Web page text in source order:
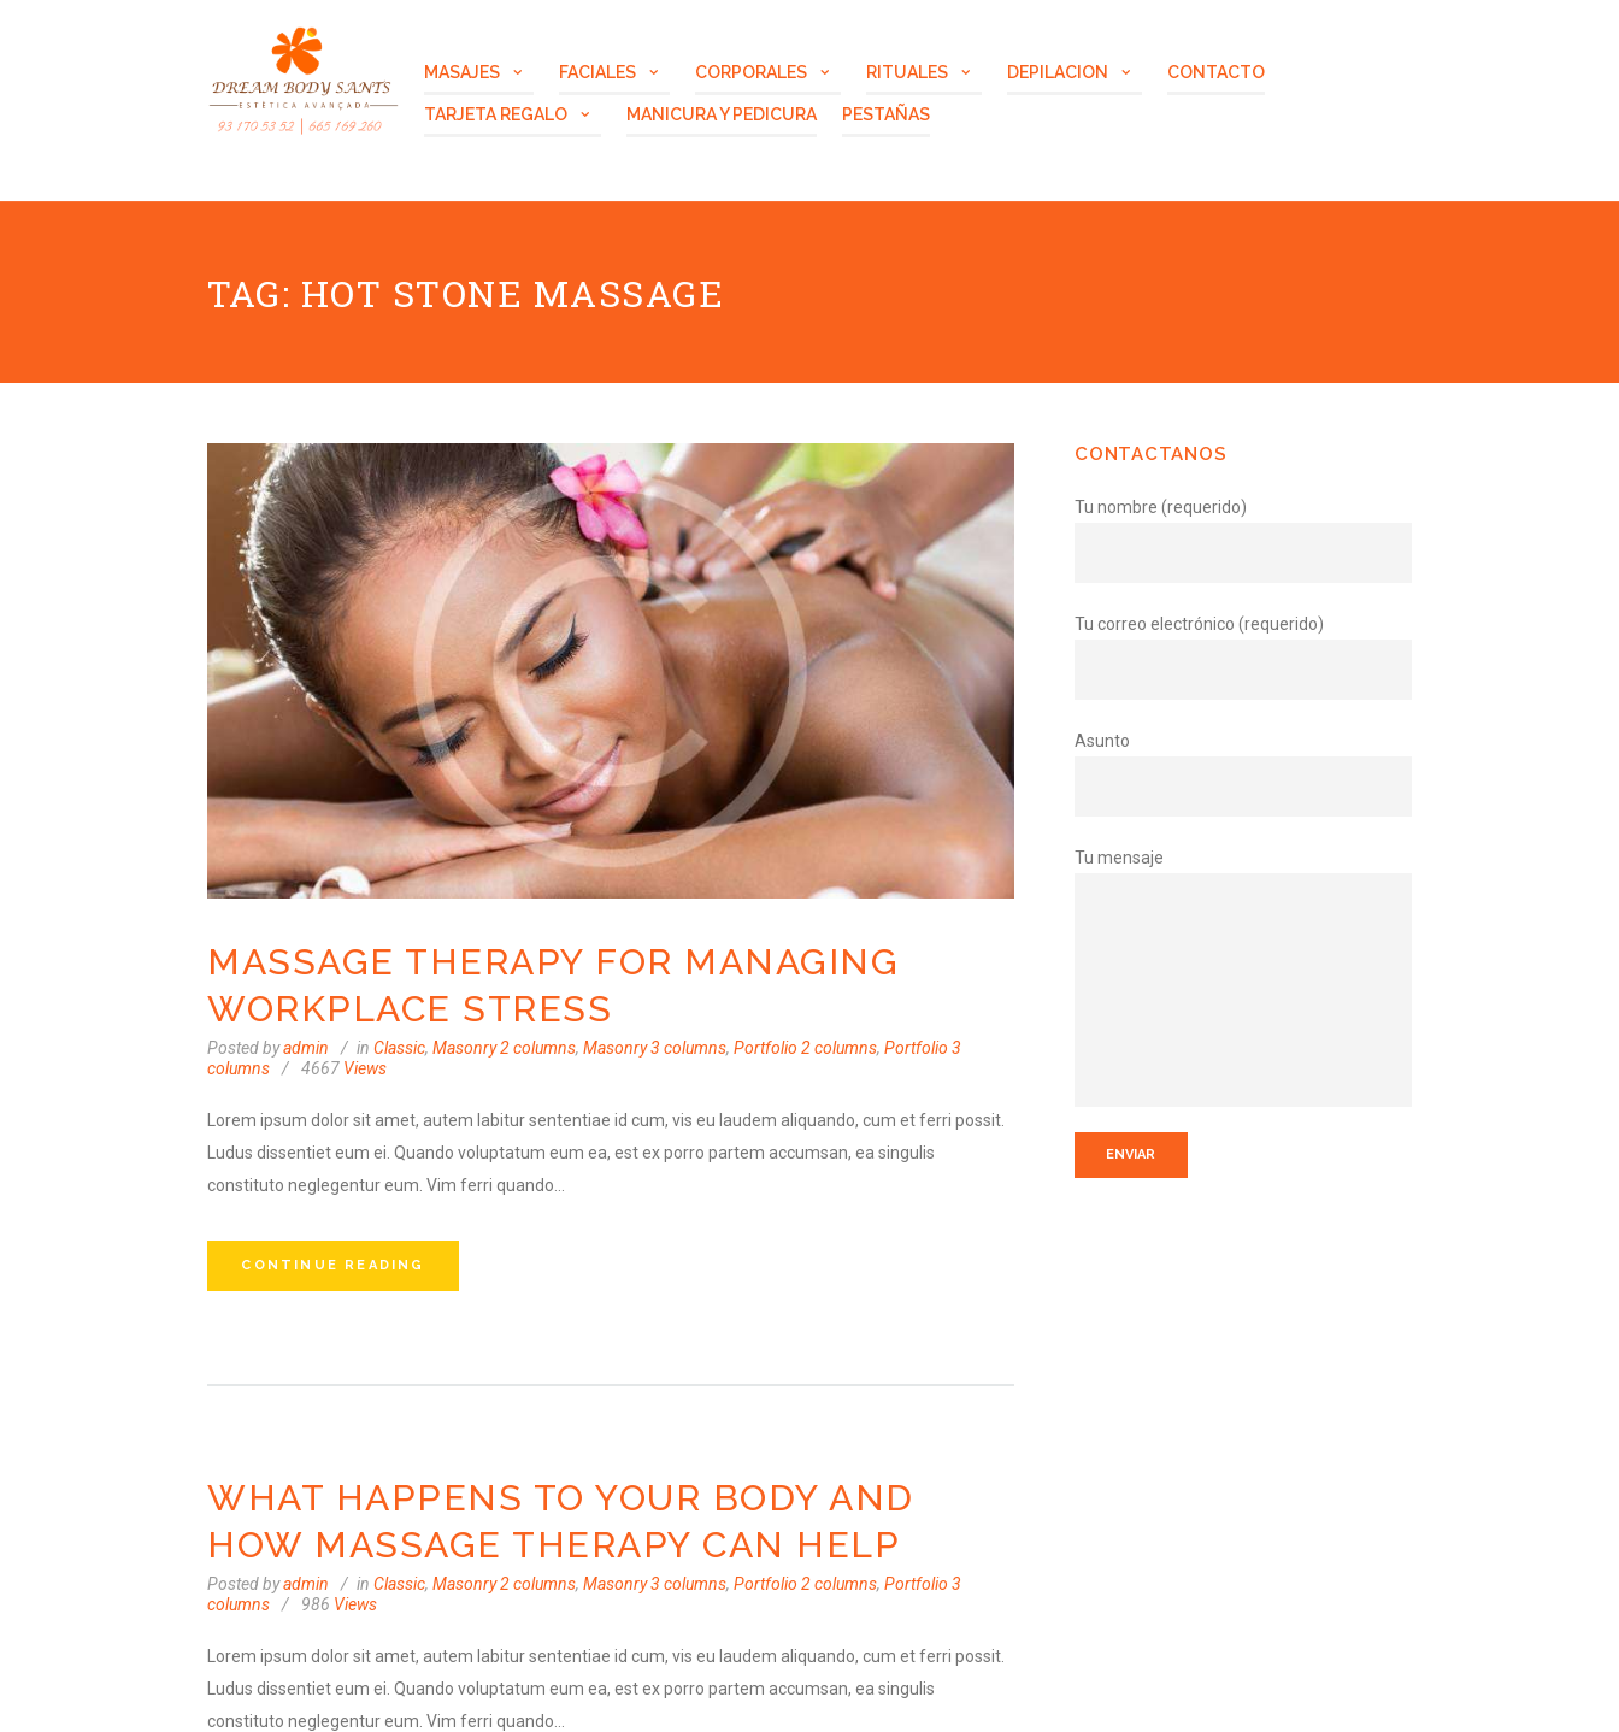
MASAJES FACIALES CORPORALES RITUALES DEPILACION CONTACTO
TARJETA REGALO MANICURA Y PEDICURA PESTAÑAS
TAG: HOT STONE MASSAGE
MASSAGE THERAPY FOR MANAGING
WORKPLACE STRESS
Posted byadmin in Classic, Masonry 2 columns, Masonry 3 columns, Portfolio 2 columns, Portfolio 3
columns
4667 Views
Lorem ipsum dolor sit amet, autem labitur sententiae id cum, vis eu laudem aliquando, cum et ferri possit.
Ludus dissentiet eum ei. Quando voluptatum eum ea, est ex porro partem accumsan, ea singulis
constituto neglegentur eum. Vim ferri quando...
CONTINUE READING
WHAT HAPPENS TO YOUR BODY AND
HOW MASSAGE THERAPY CAN HELP
Posted byadmin in Classic, Masonry 2 columns, Masonry 3 columns, Portfolio 2 columns, Portfolio 3
columns
986 Views
Lorem ipsum dolor sit amet, autem labitur sententiae id cum, vis eu laudem aliquando, cum et ferri possit.
Ludus dissentiet eum ei. Quando voluptatum eum ea, est ex porro partem accumsan, ea singulis
constituto neglegentur eum. Vim ferri quando...
CONTACTANOS
Tu nombre (requerido)
Tu correo electrónico (requerido)
Asunto
Tu mensaje